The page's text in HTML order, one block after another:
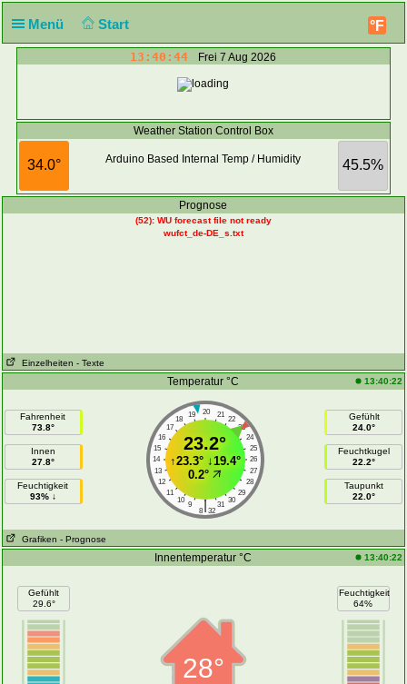
Menü Start °F
13:40:44 Frei 7 Aug 2026
Weather Station Control Box
34.0° 45.5%
Arduino Based Internal Temp / Humidity
Prognose
(52): WU forecast file not ready
wufct_de-DE_s.txt
Einzelheiten - Texte
Temperatur °C 13:40:22
Fahrenheit
73.8°
Innen
27.8°
Feuchtigkeit
93% ↓
20
19 21
18
22
17
23
16
24
15
25
14
26
13
27
12
28
11
29
10
30
9 31
|
8 32
23.2°
↑23.3°↓19.4°
0.2°
Gefühlt
24.0°
Feuchtkugel
22.2°
Taupunkt
22.0°
Grafiken - Prognose
Innentemperatur °C 13:40:22
Gefühlt
29.6°
28°
Feuchtigkeit
64%